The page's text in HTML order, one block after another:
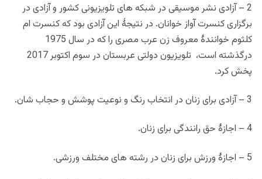
2 – آزادی نشر موسیقی در شبکه های تلویزیونی کشور و آزادی در
برگزاری کنسرت آواز خوانان. در نتیجۀ این آزادی بود که کنسرت ام
کلثوم خوانندۀ معروف زن عرب مصری را که در سال 1975
درگذشته است، تلویزیون دولتی عربستان در سوم اکتوبر 2017
پخش کرد.
3 – آزادی برای زنان در انتخاب رنگ و نوعیت پوشش و حجاب شان.
4 – اجازۀ حق رانندگی برای زنان.
5 – اجازۀ ورزش برای زنان در رشته های مختلف ورزشی.